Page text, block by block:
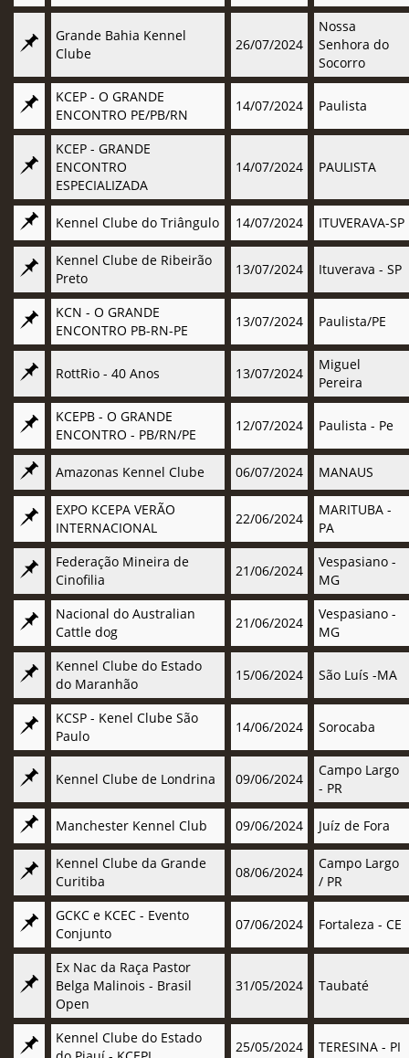
Grande Bahia Kennel
Clube
26/07/2024
Nossa
Senhora do
Socorro
KCEP - O GRANDE
ENCONTRO PE/PB/RN
14/07/2024 Paulista
KCEP - GRANDE
ENCONTRO
ESPECIALIZADA
14/07/2024 PAULISTA
Kennel Clube do Triângulo 14/07/2024 ITUVERAVA-SP
Kennel Clube de Ribeirão
Preto
13/07/2024 Ituverava - SP
KCN - O GRANDE
ENCONTRO PB-RN-PE
13/07/2024 Paulista/PE
RottRio - 40 Anos 13/07/2024
Miguel
Pereira
KCEPB - O GRANDE
ENCONTRO - PB/RN/PE
12/07/2024 Paulista - Pe
Amazonas Kennel Clube 06/07/2024 MANAUS
EXPO KCEPA VERÃO
INTERNACIONAL
22/06/2024
MARITUBA -
PA
Federação Mineira de
Cinofilia
21/06/2024
Vespasiano -
MG
Nacional do Australian
Cattle dog
21/06/2024
Vespasiano -
MG
Kennel Clube do Estado
do Maranhão
15/06/2024 São Luís -MA
KCSP - Kenel Clube São
Paulo
14/06/2024 Sorocaba
Kennel Clube de Londrina 09/06/2024
Campo Largo
- PR
Manchester Kennel Club 09/06/2024 Juíz de Fora
Kennel Clube da Grande
Curitiba
08/06/2024
Campo Largo
/ PR
GCKC e KCEC - Evento
Conjunto
07/06/2024 Fortaleza - CE
Ex Nac da Raça Pastor
Belga Malinois - Brasil
Open
31/05/2024 Taubaté
Kennel Clube do Estado
25/05/2024 TERESINA - PI